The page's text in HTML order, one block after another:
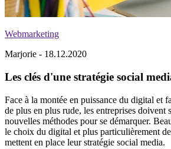
Webmarketing
Marjorie - 18.12.2020
Les clés d'une stratégie social
Face à la montée en puissance du digital et
de plus en plus rude, les entreprises doivent
nouvelles méthodes pour se démarquer.
le choix du digital et plus particulièrement
mettent en place leur stratégie social media.